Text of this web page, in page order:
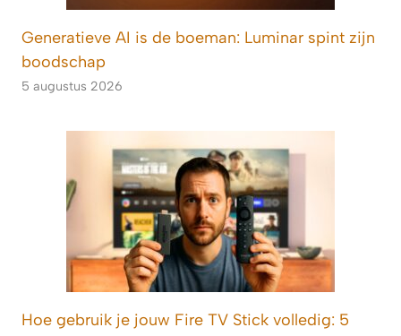
Generatieve AI is de boeman: Luminar spint zijn
boodschap
5 augustus 2026
Hoe gebruik je jouw Fire TV Stick volledig: 5